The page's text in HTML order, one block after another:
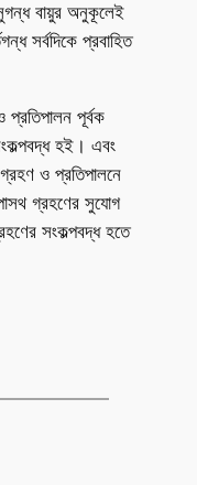
বায়ুর অনুকূলেই
সর্বদিকে প্রবাহিত
পূর্বক
হই। এবং
ও প্রতিপালনে
গ্রহণের সুযোগ
সংকল্পবদ্ধ হতে